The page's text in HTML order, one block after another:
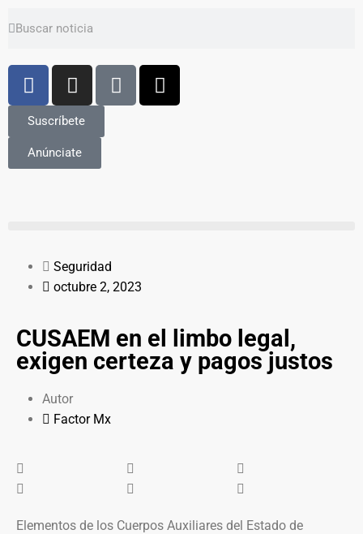
Suscríbete
Anúnciate
Seguridad
octubre 2, 2023
CUSAEM en el limbo legal,
exigen certeza y pagos justos
Autor
Factor Mx
Elementos de los Cuerpos Auxiliares del Estado de